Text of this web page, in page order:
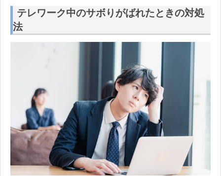
テレワーク中のサボりがばれたときの対処
法